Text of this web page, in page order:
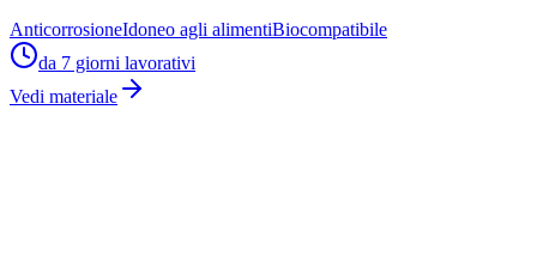
AnticorrosioneIdoneo agli alimentiBiocompatibile
da 7 giorni lavorativi
Vedi materiale